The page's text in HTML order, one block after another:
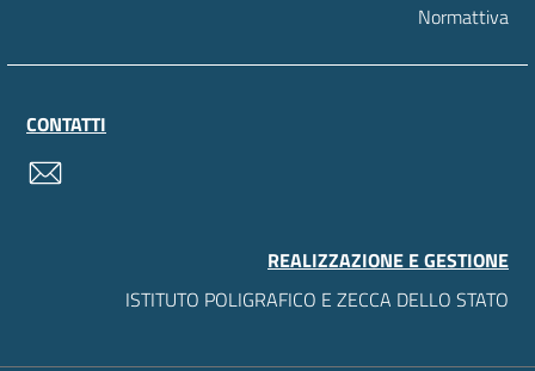
Normattiva
CONTATTI
REALIZZAZIONE E GESTIONE
ISTITUTO POLIGRAFICO E ZECCA DELLO STATO